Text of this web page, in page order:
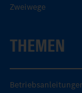
Zweiwege
THEMEN